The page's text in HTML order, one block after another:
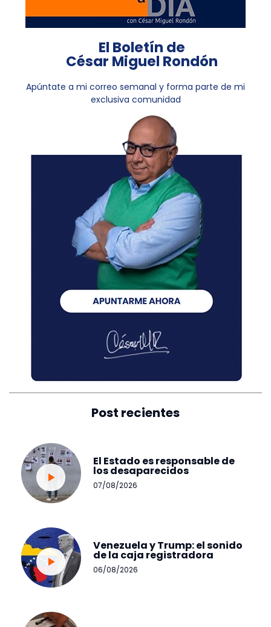
El Boletín de
César Miguel Rondón
Apúntate a mi correo semanal y forma parte de mi
exclusiva comunidad
Post recientes
El Estado es responsable de
los desaparecidos
07/08/2026
Venezuela y Trump: el sonido
de la caja registradora
06/08/2026